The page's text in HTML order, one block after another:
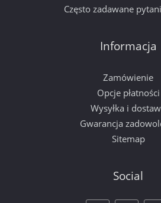
Często zadawane
Informacja
Zamówienie
Opcje płatności
Wysyłka i
Gwarancja
Sitemap
Social